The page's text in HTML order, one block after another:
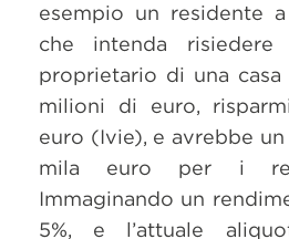
esempio un residente
che intenda
proprietario di una
milioni di euro,
euro (Ivie), e avrebbe
mila euro per i
Immaginando un
5%, e l’attuale